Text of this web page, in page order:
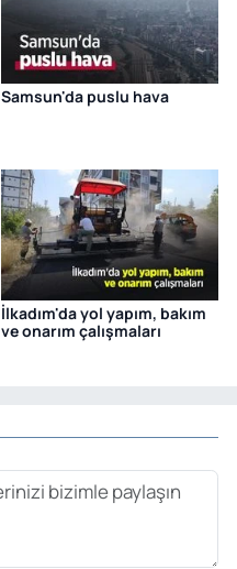
Samsun'da puslu hava
İlkadım'da yol yapım, bakım
ve onarım çalışmaları